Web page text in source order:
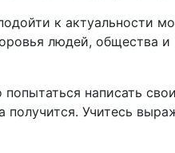
к актуальности
людей, общества и
попытаться написать
получится. Учитесь